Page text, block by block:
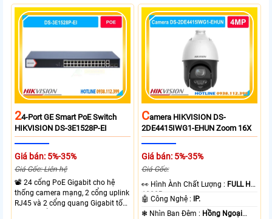
thông chuyển mạch đạt 68 Gbps
mạnh mẽ.
mạch 68Gbps đảm bảo hiệu suất
cao ổn định. Hỗ trợ truyền PoE xa
lên đến 300m cho hệ thống
24-Port GE Smart PoE Switch
HIKVISION DS-3E1528P-EI
Giá bán: 5%-35%
Giá Gốc: Liên hệ
📽 24 cổng PoE Gigabit cho hệ
thống camera mạng, 2 cổng uplink
RJ45 và 2 cổng quang Gigabit tốc
CAmera HIKVISION DS-
2DE4415IWG1-EHUN Zoom 16X
Giá bán: 5%-35%
Giá Gốc:
️👀 Hình Ành Chất Lượng : FULL HD
1080P .
🤖️ Công Nghệ :
IP.
❃ Nhìn Ban Đêm : Hồng Ngoại